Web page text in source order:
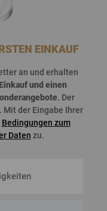
EINKAUF
an und erhalten
Einkaufund einen
. Der
. Mit der Eingabe Ihrer
Bedingungen zum
Daten zu.